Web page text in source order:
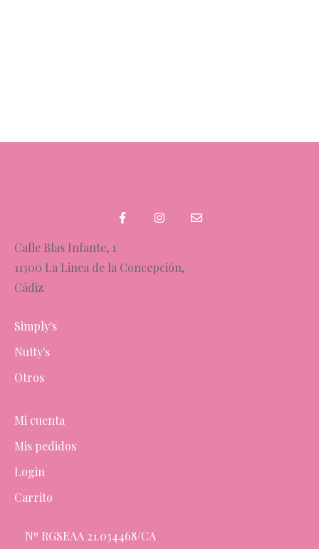
Calle Blas Infante, 1
11300 La Linea de la Concepción,
Cádiz
Simply's
Nutty's
Otros
Mi cuenta
Mis pedidos
Login
Carrito
Nº RGSEAA 21.034468/CA